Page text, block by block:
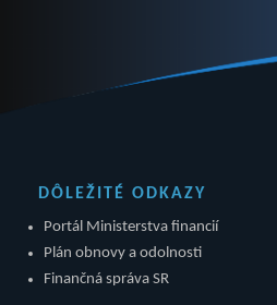
DÔLEŽITÉ ODKAZY
Portál Ministerstva financií
Plán obnovy a odolnosti
Finančná správa SR